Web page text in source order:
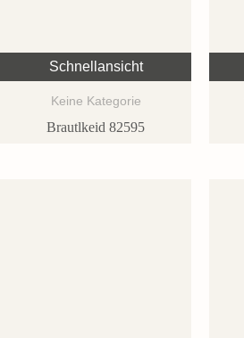
Schnellansicht
Keine Kategorie
Brautlkeid 82595